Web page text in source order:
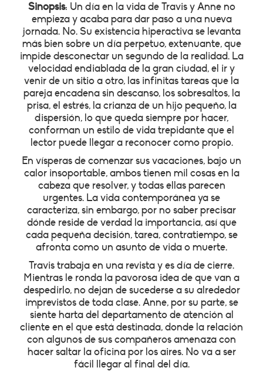
Sinopsis: Un día en la vida de Travis y Anne no
empieza y acaba para dar paso a una nueva
jornada. No. Su existencia hiperactiva se levanta
más bien sobre un día perpetuo, extenuante, que
impide desconectar un segundo de la realidad. La
velocidad endiablada de la gran ciudad, el ir y
venir de un sitio a otro, las infinitas tareas que la
pareja encadena sin descanso, los sobresaltos, la
prisa, el estrés, la crianza de un hijo pequeño, la
dispersión, lo que queda siempre por hacer,
conforman un estilo de vida trepidante que el
lector puede llegar a reconocer como propio.
En vísperas de comenzar sus vacaciones, bajo un
calor insoportable, ambos tienen mil cosas en la
cabeza que resolver, y todas ellas parecen
urgentes. La vida contemporánea ya se
caracteriza, sin embargo, por no saber precisar
dónde reside de verdad la importancia, así que
cada pequeña decisión, tarea, contratiempo, se
afronta como un asunto de vida o muerte.
Travis trabaja en una revista y es día de cierre.
Mientras le ronda la pavorosa idea de que van a
despedirlo, no dejan de sucederse a su alrededor
imprevistos de toda clase. Anne, por su parte, se
siente harta del departamento de atención al
cliente en el que está destinada, donde la relación
con algunos de sus compañeros amenaza con
hacer saltar la oficina por los aires. No va a ser
fácil llegar al final del día.